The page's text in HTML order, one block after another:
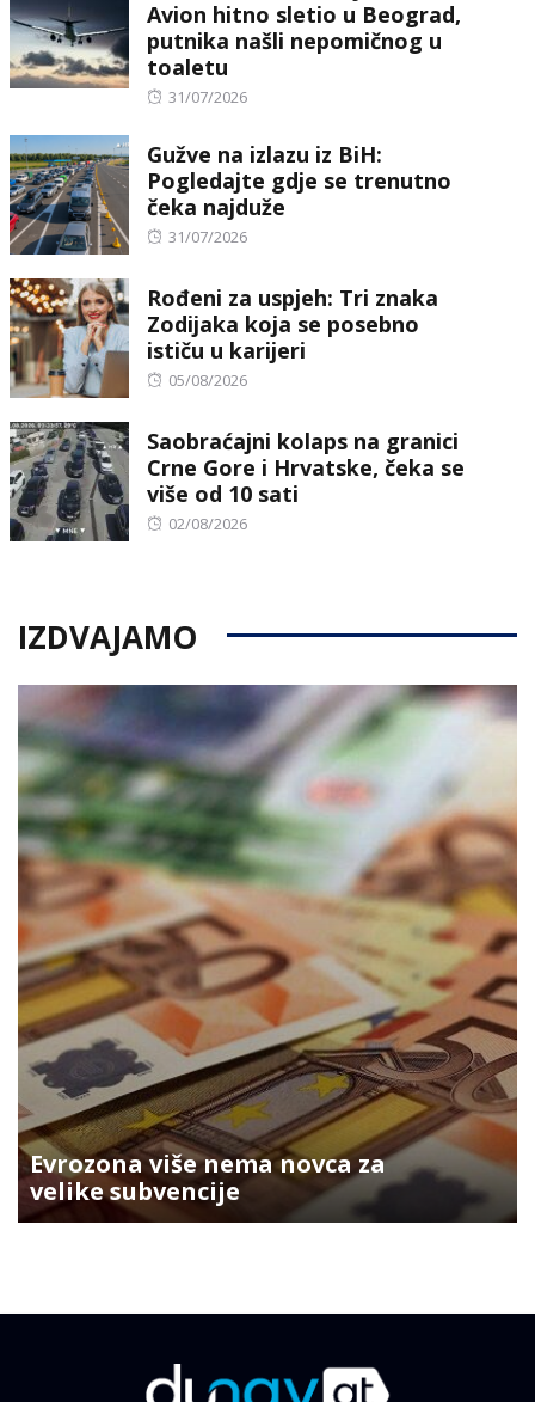
Avion hitno sletio u Beograd,
putnika našli nepomičnog u
toaletu
Posted
31/07/2026
Gužve na izlazu iz BiH:
Pogledajte gdje se trenutno
čeka najduže
Posted
31/07/2026
Rođeni za uspjeh: Tri znaka
Zodijaka koja se posebno
ističu u karijeri
Posted
05/08/2026
Saobraćajni kolaps na granici
Crne Gore i Hrvatske, čeka se
više od 10 sati
Posted
02/08/2026
IZDVAJAMO
Evrozona više nema novca za
velike subvencije